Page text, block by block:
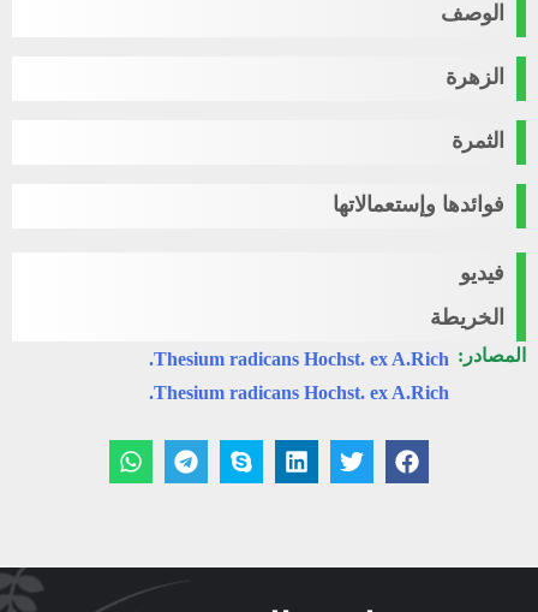
الوصف
الزهرة
الثمرة
فوائدها وإستعمالاتها
فيديو
الخريطة
المصادر: Thesium radicans Hochst. ex A.Rich.
Thesium radicans Hochst. ex A.Rich.